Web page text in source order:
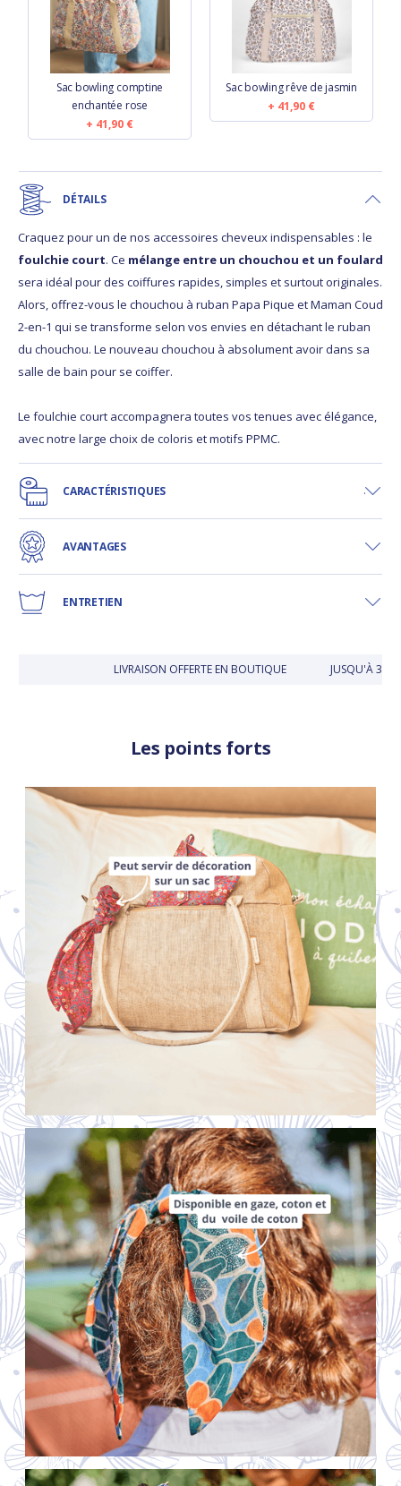
Sac bowling comptine
enchantée rose
41,90 €
Sac bowling rêve de jasmin
41,90 €
DÉTAILS
Craquez pour un de nos accessoires cheveux indispensables : le
foulchie court. Ce mélange entre un chouchou et un foulard
sera idéal pour des coiffures rapides, simples et surtout originales.
Alors, offrez-vous le chouchou à ruban Papa Pique et Maman Coud
2-en-1 qui se transforme selon vos envies en détachant le ruban
du chouchou. Le nouveau chouchou à absolument avoir dans sa
salle de bain pour se coiffer.
Le foulchie court accompagnera toutes vos tenues avec élégance,
avec notre large choix de coloris et motifs PPMC.
CARACTÉRISTIQUES
AVANTAGES
ENTRETIEN
LIVRAISON OFFERTE EN BOUTIQUE JUSQU'À 30
Les points forts